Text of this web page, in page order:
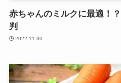
赤ちゃんのミルクに最適！
判
2022-11-30